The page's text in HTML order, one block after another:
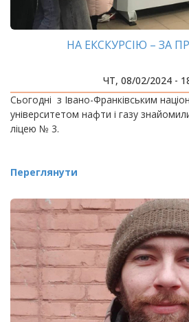
НА ЕКСКУРСІЮ – ЗА
ЧТ, 08/02/2024 -
Сьогодні з Івано-Франківським
університетом нафти і газу
ліцею № 3.
Переглянути